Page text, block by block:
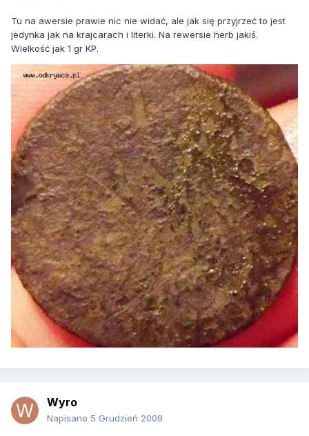
Tu na awersie prawie nic nie widać, ale jak się przyjrzeć to jest
jedynka jak na krajcarach i literki. Na rewersie herb jakiś.
Wielkość jak 1 gr KP.
Wyro
Napisano 5 Grudzień 2009